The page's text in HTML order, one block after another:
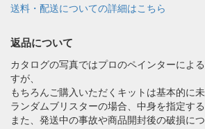
送料・配送についての詳細はこちら
返品について
カタログの写真ではプロのペインターによ
すが、
もちろんご購入いただくキットは基本的に
ランダムブリスターの場合、中身を指定す
また、発送中の事故や商品開封後の破損に